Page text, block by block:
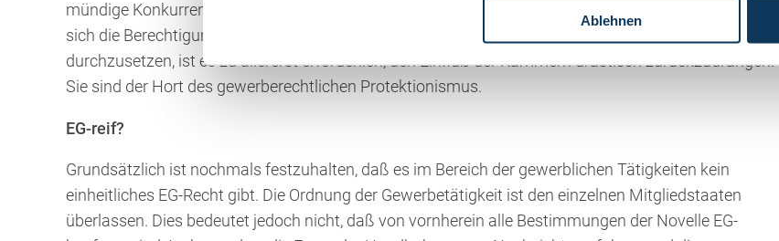
Ablehnen
mündige Konkurrent und der Markt würden alles andere regulieren. Wer es sich leisten kann, kauft
sich die Berechtigung irgendwo ein. Um eine echte Deregulierung im Sinne dieser Überlegungen
durchzusetzen, ist es zu allererst erforderlich, den Einfluß der Kammern drastisch zurückzudrängen.
Sie sind der Hort des gewerberechtlichen Protektionismus.
EG-reif?
Grundsätzlich ist nochmals festzuhalten, daß es im Bereich der gewerblichen Tätigkeiten kein
einheitliches EG-Recht gibt. Die Ordnung der Gewerbetätigkeit ist den einzelnen Mitgliedstaaten
überlassen. Dies bedeutet jedoch nicht, daß von vornherein alle Bestimmungen der Novelle EG-